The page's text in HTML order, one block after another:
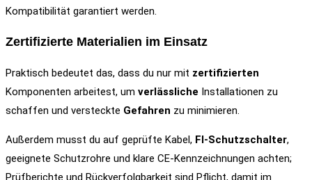
Kompatibilität garantiert werden.
Zertifizierte Materialien im Einsatz
Praktisch bedeutet das, dass du nur mit zertifizierten
Komponenten arbeitest, um verlässliche Installationen zu
schaffen und versteckte Gefahren zu minimieren.
Außerdem musst du auf geprüfte Kabel, FI‑Schutzschalter,
geeignete Schutzrohre und klare CE‑Kennzeichnungen achten;
Prüfberichte und Rückverfolgbarkeit sind Pflicht, damit im